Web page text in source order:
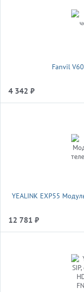
Fanvil
4 342 ₽
YEALINK EXP55
12 781 ₽